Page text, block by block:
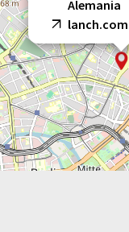
Alemania
lanch.com